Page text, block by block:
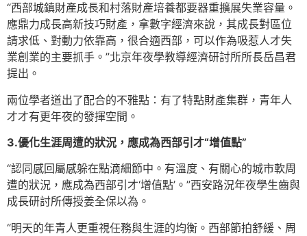
“西部城鎮財產成長和村落財產培養都要器重擴展失業容量。
應鼎力成長高新技巧財產，拿數字經濟來說，其成長對區位
請求低、對動力依靠高，很合適西部，可以作為吸惹人才失
業創業的主要抓手。”北京年夜學教導經濟研討所所長岳昌君
提出。
兩位學者道出了配合的不雅點：有了特點財產集群，青年人
才才有更年夜的發揮空間。
3.優化生涯周遭的狀況，應成為西部引才“增值點”
“認同感回屬感躲在點滴細節中。有溫度、有關心的城市軟周
遭的狀況，應成為西部引才‘增值點’。”西安路況年夜學生齒與
成長研討所傳授姜全保以為。
“明天的年青人更重視任務與生涯的均衡。西部節拍舒緩、周